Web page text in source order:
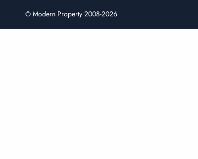
© Modern Property 2008-2026